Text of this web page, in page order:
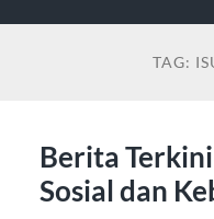
TAG:
Berita
Sosial dan